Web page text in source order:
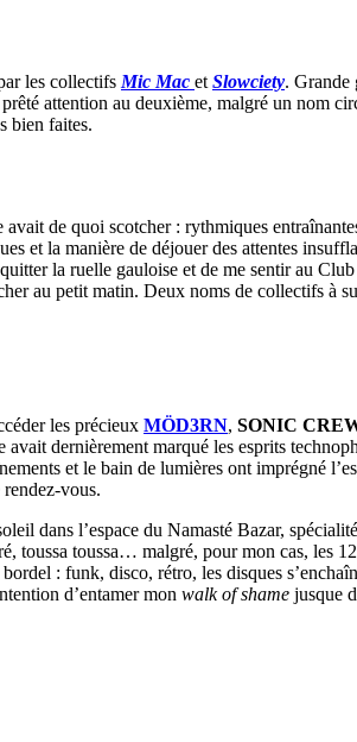
les collectifs Mic Mac et Slowciety. Grande
attention au deuxième, malgré un nom
bien faites.
avait de quoi scotcher : rythmiques
et la manière de déjouer des attentes
la ruelle gauloise et de me sentir au
au petit matin. Deux noms de collectifs à
les précieux MÖD3RN, SONIC
dernièrement marqué les esprits
et le bain de lumières ont imprégné
vous.
dans l’espace du Namasté Bazar,
toussa toussa… malgré, pour mon cas, les
: funk, disco, rétro, les disques
d’entamer mon walk of shame jusque